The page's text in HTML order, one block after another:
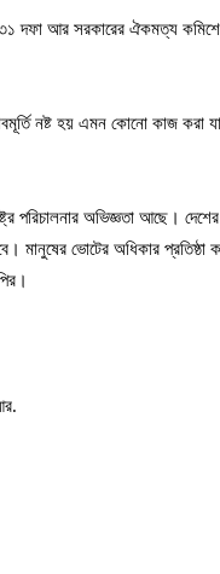
দফা আর সরকারের ঐকমত্য
নষ্ট হয় এমন কোনো কাজ
পরিচালনার অভিজ্ঞতা আছে।
মানুষের ভোটের অধিকার